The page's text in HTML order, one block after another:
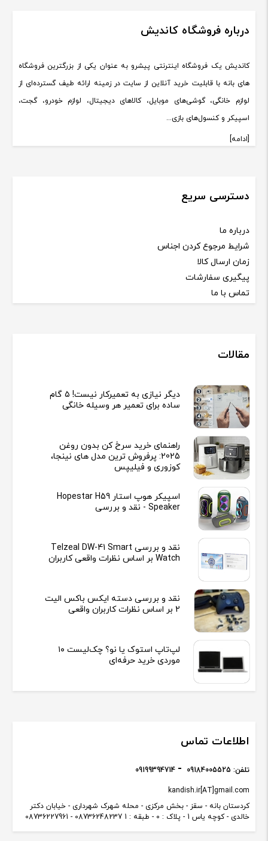
درباره فروشگاه کاندیش
کاندیش یک فروشگاه اینترنتی پیشرو به عنوان یکی از بزرگترین فروشگاه
های بانه با قابلیت خرید آنلاین از سایت در زمینه ارائه طیف گسترده‌ای از
لوازم خانگی، گوشی‌های موبایل، کالاهای دیجیتال، لوازم خودرو، گجت،
اسپیکر و کنسول‌های بازی...
[ادامه]
دسترسی سریع
درباره ما
شرایط مرجوع کردن اجناس
زمان ارسال کالا
پیگیری سفارشات
تماس با ما
مقالات
دیگر نیازی به تعمیرکار نیست! ۵ گام
ساده برای تعمیر هر وسیله خانگی
راهنمای خرید سرخ کن بدون روغن
2025: پرفروش ترین مدل های نینجا،
کوزوری و فیلیپس
اسپیکر هوپ استار Hopestar H59
Speaker - نقد و بررسی
نقد و بررسی Telzeal DW-41 Smart
Watch بر اساس نظرات واقعی کاربران
نقد و بررسی دسته ایکس باکس الیت
2 بر اساس نظرات کاربران واقعی
لپ‌تاپ استوک یا نو؟ چک‌لیست ۱۰
موردی خرید حرفه‌ای
اطلاعات تماس
کردستان بانه - سقز - بخش مرکزی - محله شهرک شهرداری - خیابان دکتر
خالدی - کوچه یاس 1 - پلاک : 0 - طبقه : 1 08736248237 - 08736227961
kandish.ir[AT]gmail.com
تلفن: 09184005525
09199394714